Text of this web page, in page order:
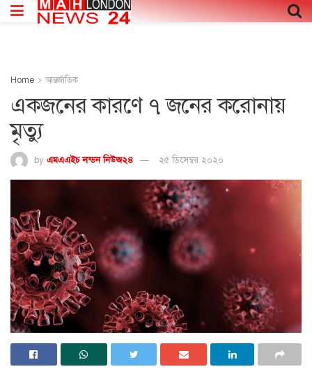
Home আন্তর্জাতিক
একজনের কারণে ৭ জনের করোনায়
মৃত্যু
by এমএএইচ লন্ডন নিউজ২৪ ২৫ ডিসেম্বর ২০২০